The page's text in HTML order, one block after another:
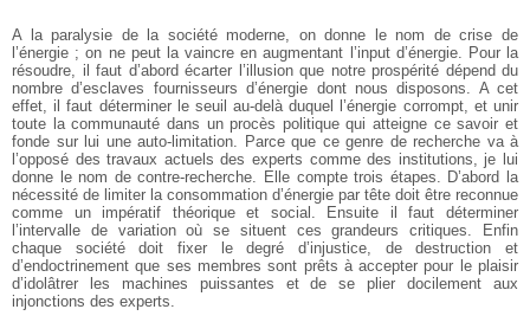
A la paralysie de la société moderne, on donne le nom de crise de
l’énergie ; on ne peut la vaincre en augmentant l’input d’énergie. Pour la
résoudre, il faut d’abord écarter l’illusion que notre prospérité dépend du
nombre d’esclaves fournisseurs d’énergie dont nous disposons. A cet
effet, il faut déterminer le seuil au-delà duquel l’énergie corrompt, et unir
toute la communauté dans un procès politique qui atteigne ce savoir et
fonde sur lui une auto-limitation. Parce que ce genre de recherche va à
l’opposé des travaux actuels des experts comme des institutions, je lui
donne le nom de contre-recherche. Elle compte trois étapes. D’abord la
nécessité de limiter la consommation d’énergie par tête doit être reconnue
comme un impératif théorique et social. Ensuite il faut déterminer
l’intervalle de variation où se situent ces grandeurs critiques. Enfin
chaque société doit fixer le degré d’injustice, de destruction et
d’endoctrinement que ses membres sont prêts à accepter pour le plaisir
d’idolâtrer les machines puissantes et de se plier docilement aux
injonctions des experts.